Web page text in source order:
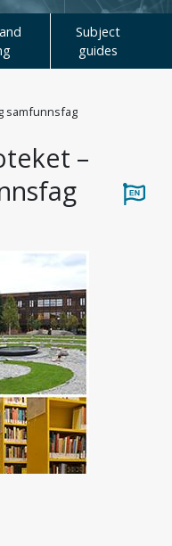
Subject
guides
samfunnsfag
–